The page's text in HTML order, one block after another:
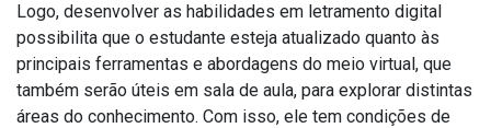
Logo, desenvolver as habilidades em letramento digital
possibilita que o estudante esteja atualizado quanto às
principais ferramentas e abordagens do meio virtual, que
também serão úteis em sala de aula, para explorar distintas
áreas do conhecimento. Com isso, ele tem condições de